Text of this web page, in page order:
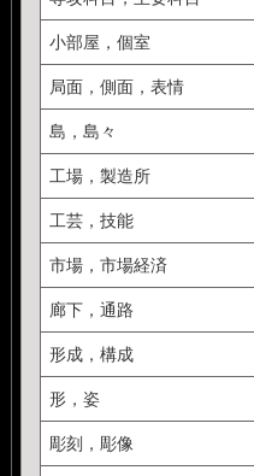
小部屋，個室
局面，側面，表情
島，島々
工場，製造所
工芸，技能
市場，市場経済
廊下，通路
形成，構成
形，姿
彫刻，彫像